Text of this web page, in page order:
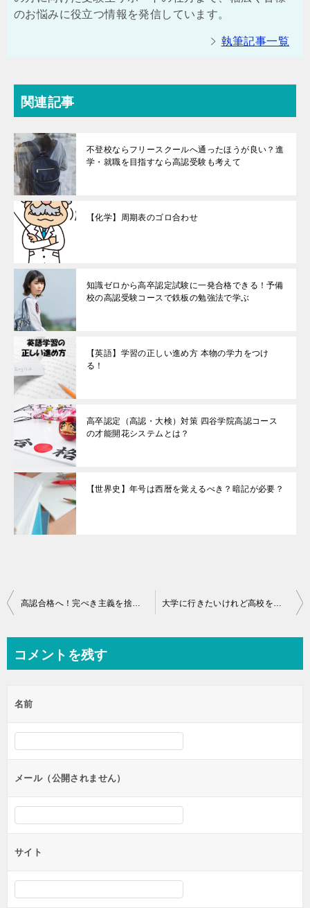
のお悩みに役立つ情報を発信しています。
執筆記事一覧
関連記事
不登校ならフリースクールへ通ったほうが良い？進
学・就職を目指すなら高認受験も考えて
【化学】周期表のゴロ合わせ
知識ゼロから高卒認定試験に一発合格できる！予備
校の高認受験コースで鉄板の勉強法で学ぶ
【英語】学習の正しい進め方 本物の学力をつけ
る！
高卒認定（高認・大検）対策 四谷学院高認コース
の才能開花システムとは？
【世界史】年号は西暦を覚えるべき？暗記が必要？
投
ビ
ー
シ
ン
高認合格へ！完ぺき主義を捨てて｢できる自分｣を信じてみる 大学に行きたいけれど高校を卒業していない・・・でも大丈夫！高認からの大学受験を目指すなら
コメントを残す
名前
メール（公開されません）
サイト